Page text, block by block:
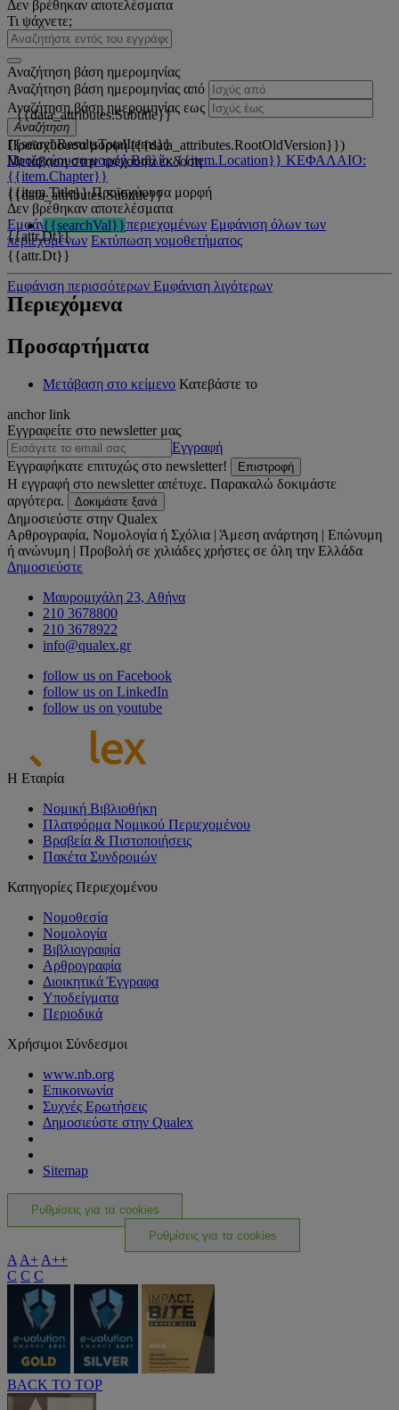
Δεν βρέθηκαν αποτελέσματα
Τι ψάχνετε;
Αναζήτηση βάση ημερομηνίας
Αναζήτηση βάση ημερομηνίας από
Αναζήτηση βάση ημερομηνίας εως
Αναζήτηση
{{searchResultsTotalItems}}
Προϊσχύουσα μορφή Βιβλίο: {{item.Location}} ΚΕΦΑΛΑΙΟ:
{{item.Chapter}}
{{item.Title}} Προϊσχύουσα μορφή
Δεν βρέθηκαν αποτελέσματα
Εμφάνιση όλων των περιεχομένων Εμφάνιση όλων των
περιεχομένων Εκτύπωση νομοθετήματος
{{data_attributes.Subtitle}}
Προϊσχύουσα μορφή ({{data_attributes.RootOldVersion}})
Μετάβαση στην τρέχουσα έκδοση
{{data_attributes.Subtitle}}
{{searchVal}}
{{attr.Dt}}
Εμφάνιση περισσότερων Εμφάνιση λιγότερων
{{attr.Dt}}
Περιεχόμενα
Προσαρτήματα
Μετάβαση στο κείμενο Κατεβάστε το
anchor link
Εγγραφείτε στο newsletter μας
Εγγραφή
Εγγραφήκατε επιτυχώς στο newsletter!
Επιστροφή
Η εγγραφή στο newsletter απέτυχε. Παρακαλώ δοκιμάστε
αργότερα.
Δοκιμάστε ξανά
Δημοσιεύστε στην Qualex
Αρθρογραφία, Νομολογία ή Σχόλια | Άμεση ανάρτηση | Επώνυμη
ή ανώνυμη | Προβολή σε χιλιάδες χρήστες σε όλη την Ελλάδα
Δημοσιεύστε
Μαυρομιχάλη 23, Αθήνα
210 3678800
210 3678922
info@qualex.gr
follow us on Facebook
follow us on LinkedIn
follow us on youtube
Η Εταιρία
Νομική Βιβλιοθήκη
Πλατφόρμα Νομικού Περιεχομένου
Βραβεία & Πιστοποιήσεις
Πακέτα Συνδρομών
Κατηγορίες Περιεχομένου
Νομοθεσία
Νομολογία
Βιβλιογραφία
Αρθρογραφία
Διοικητικά Έγγραφα
Υποδείγματα
Περιοδικά
Χρήσιμοι Σύνδεσμοι
www.nb.org
Επικοινωνία
Συχνές Ερωτήσεις
Δημοσιεύστε στην Qualex
Sitemap
Ρυθμίσεις για τα cookies
Ρυθμίσεις για τα cookies
A A+ A++
C C C
BACK TO TOP